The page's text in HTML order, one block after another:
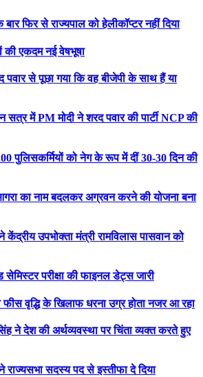
फिर से राज्यपाल को हेलीकॉप्टर नहीं दिया
की एकदम नई वेषभूषा
पवार से पूछा गया कि वह बीजेपी के साथ हैं या
में PM मोदी ने शरद पवार की पार्टी NCP की
पुलिसकर्मियों को नेग के रूप में दीं 30-30 दिन की
का नाम बदलकर अग्रवन करने की योजना बना
उपभोक्ता मंत्री रामविलास पासवान को
परीक्षा की फाइनल डेट्स जारी
वृद्धि के खिलाफ धरना उग्र होता नजर आ रहा
ने देश की अर्थव्यवस्था पर चिंता व्यक्त करते हुए
राज्यसभा सदस्य पद से इस्तीफा दे दिया